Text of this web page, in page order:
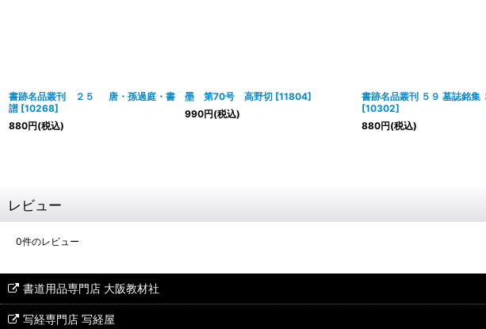
書跡名品叢刊 ２５ 唐・孫過庭・書
譜 [10268]
880円(税込)
墨 第70号 高野切 [11804]
990円(税込)
書跡名品叢刊 ５９ 墓誌銘集
[10302]
880円(税込)
レビュー
0件のレビュー
書道用品専門店 大阪教材社
写経専門店 写経屋